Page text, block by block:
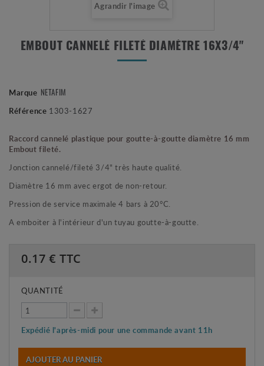
Agrandir l'image
EMBOUT CANNELÉ FILETÉ DIAMÈTRE 16X3/4"
Marque NETAFIM
Référence 1303-1627
Raccord cannelé plastique pour goutte-à-goutte diamètre 16 mm
Embout fileté.
Jonction cannelé/fileté 3/4" très haute qualité.
Diamètre 16 mm avec ergot de non-retour.
Pression de service maximale 4 bars à 20°C.
A emboiter à l'intérieur d'un tuyau goutte-à-goutte.
0.17 € TTC
QUANTITÉ
Expédié l'après-midi pour une commande avant 11h
AJOUTER AU PANIER